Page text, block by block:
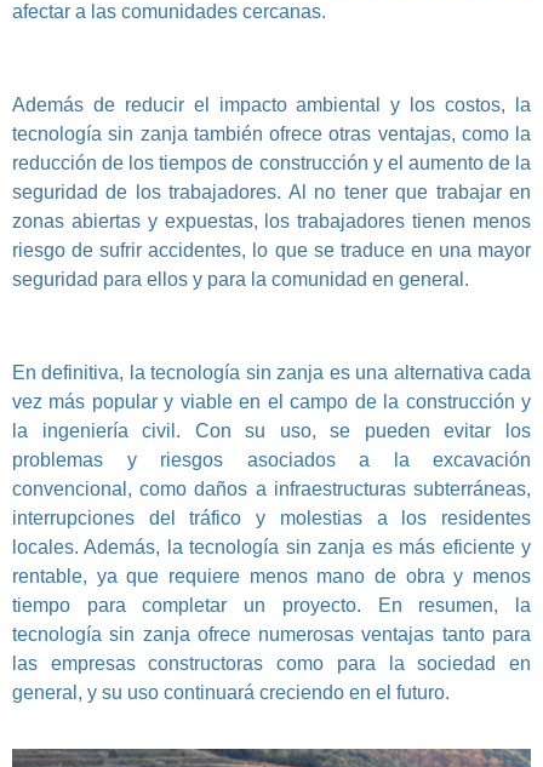
afectar a las comunidades cercanas.
Además de reducir el impacto ambiental y los costos, la
tecnología sin zanja también ofrece otras ventajas, como la
reducción de los tiempos de construcción y el aumento de la
seguridad de los trabajadores. Al no tener que trabajar en
zonas abiertas y expuestas, los trabajadores tienen menos
riesgo de sufrir accidentes, lo que se traduce en una mayor
seguridad para ellos y para la comunidad en general.
En definitiva, la tecnología sin zanja es una alternativa cada
vez más popular y viable en el campo de la construcción y
la ingeniería civil. Con su uso, se pueden evitar los
problemas y riesgos asociados a la excavación
convencional, como daños a infraestructuras subterráneas,
interrupciones del tráfico y molestias a los residentes
locales. Además, la tecnología sin zanja es más eficiente y
rentable, ya que requiere menos mano de obra y menos
tiempo para completar un proyecto. En resumen, la
tecnología sin zanja ofrece numerosas ventajas tanto para
las empresas constructoras como para la sociedad en
general, y su uso continuará creciendo en el futuro.